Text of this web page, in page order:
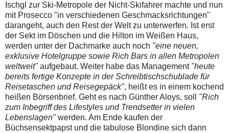
Ischgl zur Ski-Metropole der Nicht-Skifahrer machte und nun
mit Prosecco "in verschiedenen Geschmacksrichtungen"
darangeht, auch den Rest der Welt zu unterwerfen. Ist erst
der Sekt im Döschen und die Hilton im Weißen Haus,
werden unter der Dachmarke auch noch "eine neuen,
exklusive Hotelgruppe sowie Rich Bars in allen Metropolen
weltweit"aufgebaut. Weiter habe das Management "heute
bereits fertige Konzepte in der Schreibtischschublade für
Reisetaschen und Reisegepäck", heißt es in einem kochend
heißen Börsenbrief. Geht es nach Günther Aloys, soll "Rich
zum Inbegriff des Lifestyles und Trendsetter in vielen
Lebenslagen"werden. Am Ende kaufen der
Büchsensektpapst und die tabulose Blondine sich dann